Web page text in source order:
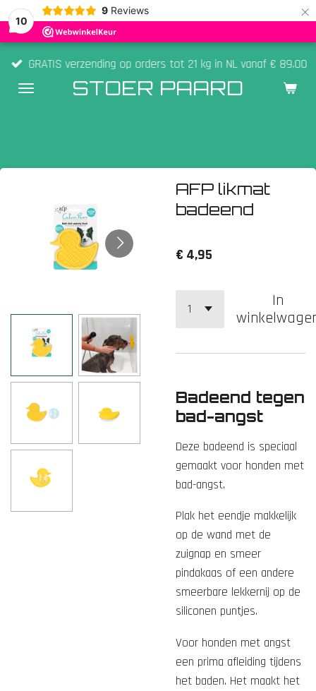
10
9 Reviews ×
STOER PAARD
GRATIS verzending op orders tot 21 kg in NL vanaf € 89,00
AFP likmat
badeend
€ 4,95
In
Badeend tegen
bad-angst
Deze badeend is speciaal
gemaakt voor honden met
bad-angst.
Plak het eendje makkelijk
op de wand met de
zuignap en smeer
pindakaas of een andere
smeerbare lekkernij op de
siliconen puntjes.
Voor honden met angst
een prima afleiding tijdens
het baden. Het maakt het